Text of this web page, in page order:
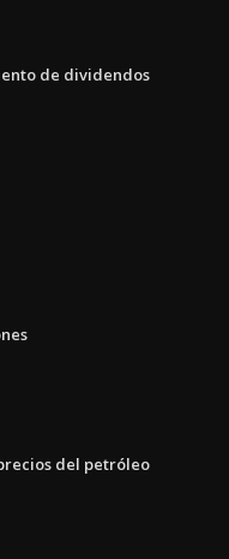
de dividendos
del petróleo